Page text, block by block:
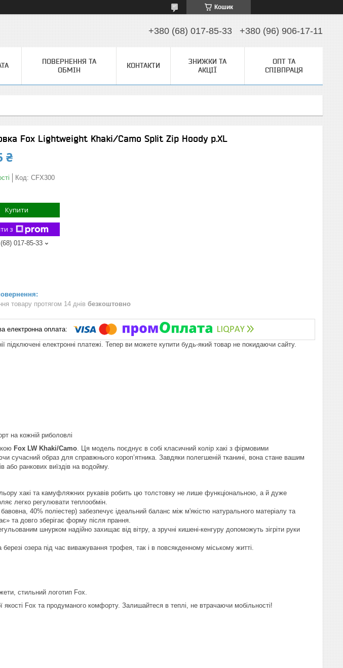
Кошик
+380 (68) 017-85-33 +380 (96) 906-17-11
ПОВЕРНЕННЯ ТА
ОБМІН
КОНТАКТИ
ЗНИЖКИ ТА
АКЦІЇ
ОПТ ТА
СПІВПРАЦЯ
Fox Lightweight Khaki/Camo Split Zip Hoody р.XL
₴
Код: CFX300
Купити
з
017-85-33
товару протягом 14 днів безкоштовно
підключені електронні платежі. Тепер ви можете купити будь-який товар не покидаючи сайту.
на кожній риболовлі
Fox LW Khaki/Camo. Ця модель поєднує в собі класичний колір хакі з фірмовими
образ для справжнього короп’ятника. Завдяки полегшеній тканині, вона стане вашим
або ранкових виїздів на водойму.
хакі та камуфляжних рукавів робить цю толстовку не лише функціональною, а й дуже
легко регулювати теплообмін.
40% поліестер) забезпечує ідеальний баланс між м'якістю натурального матеріалу та
та довго зберігає форму після прання.
шнурком надійно захищає від вітру, а зручні кишені-кенгуру допоможуть зігріти руки
озера під час виважування трофея, так і в повсякденному міському житті.
стильний логотип Fox.
Fox та продуманого комфорту. Залишайтеся в теплі, не втрачаючи мобільності!